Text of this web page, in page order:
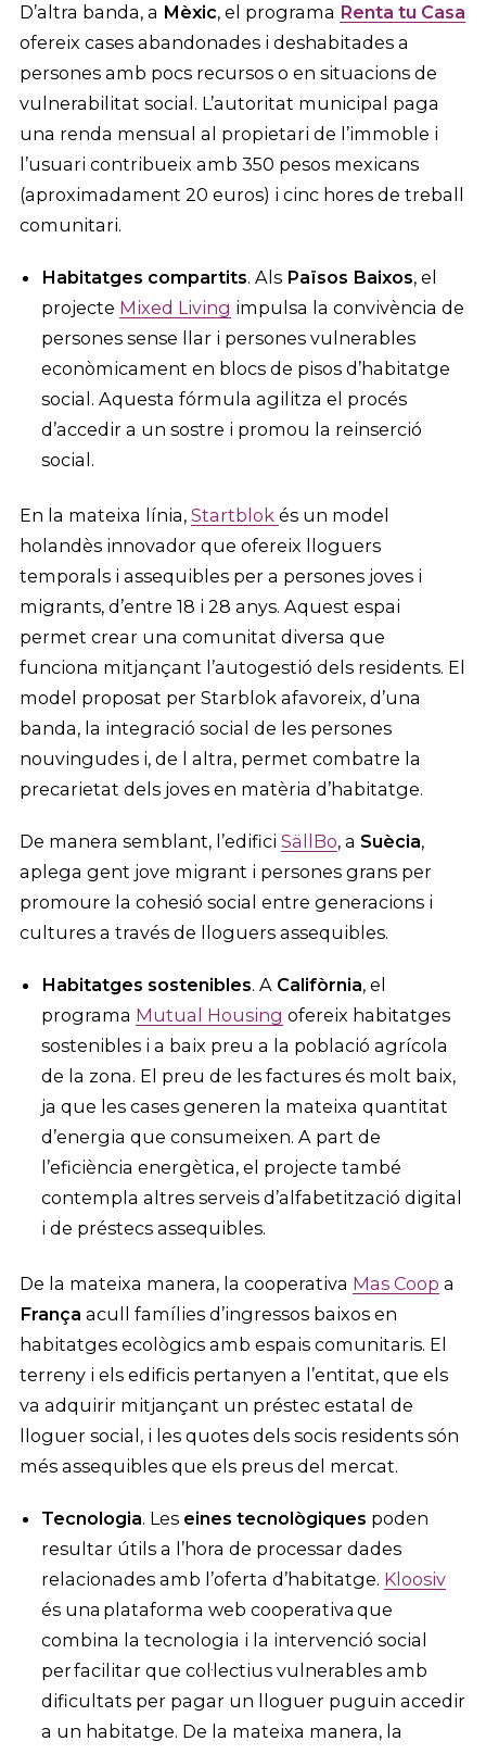
D’altra banda, a Mèxic, el programa Renta tu Casa
ofereix cases abandonades i deshabitades a
persones amb pocs recursos o en situacions de
vulnerabilitat social. L’autoritat municipal paga
una renda mensual al propietari de l’immoble i
l’usuari contribueix amb 350 pesos mexicans
(aproximadament 20 euros) i cinc hores de treball
comunitari.
Habitatges compartits. Als Països Baixos, el
projecte Mixed Living impulsa la convivència de
persones sense llar i persones vulnerables
econòmicament en blocs de pisos d’habitatge
social. Aquesta fórmula agilitza el procés
d’accedir a un sostre i promou la reinserció
social.
En la mateixa línia, Startblok és un model
holandès innovador que ofereix lloguers
temporals i assequibles per a persones joves i
migrants, d’entre 18 i 28 anys. Aquest espai
permet crear una comunitat diversa que
funciona mitjançant l’autogestió dels residents. El
model proposat per Starblok afavoreix, d’una
banda, la integració social de les persones
nouvingudes i, de l altra, permet combatre la
precarietat dels joves en matèria d’habitatge.
De manera semblant, l’edifici SällBo, a Suècia,
aplega gent jove migrant i persones grans per
promoure la cohesió social entre generacions i
cultures a través de lloguers assequibles.
Habitatges sostenibles. A Califòrnia, el
programa Mutual Housing ofereix habitatges
sostenibles i a baix preu a la població agrícola
de la zona. El preu de les factures és molt baix,
ja que les cases generen la mateixa quantitat
d’energia que consumeixen. A part de
l’eficiència energètica, el projecte també
contempla altres serveis d’alfabetització digital
i de préstecs assequibles.
De la mateixa manera, la cooperativa Mas Coop a
França acull famílies d’ingressos baixos en
habitatges ecològics amb espais comunitaris. El
terreny i els edificis pertanyen a l’entitat, que els
va adquirir mitjançant un préstec estatal de
lloguer social, i les quotes dels socis residents són
més assequibles que els preus del mercat.
Tecnologia. Les eines tecnològiques poden
resultar útils a l’hora de processar dades
relacionades amb l’oferta d’habitatge. Kloosiv
és una plataforma web cooperativa que
combina la tecnologia i la intervenció social
per facilitar que col·lectius vulnerables amb
dificultats per pagar un lloguer puguin accedir
a un habitatge. De la mateixa manera, la